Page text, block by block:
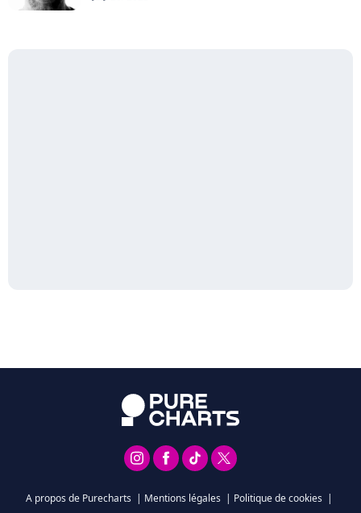
A propos de Purecharts | Mentions légales | Politique de cookies |